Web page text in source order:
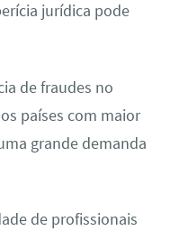
jurídica pode
de fraudes no
países com maior
grande demanda
de profissionais